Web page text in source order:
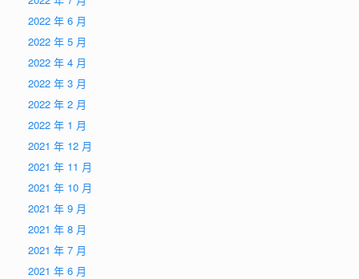
2022 年 6 月
2022 年 5 月
2022 年 4 月
2022 年 3 月
2022 年 2 月
2022 年 1 月
2021 年 12 月
2021 年 11 月
2021 年 10 月
2021 年 9 月
2021 年 8 月
2021 年 7 月
2021 年 6 月